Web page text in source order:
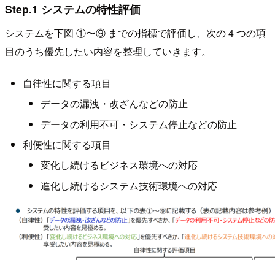
Step.1 システムの特性評価
システムを下図 ①〜⑨ までの指標で評価し、次の 4 つの項
目のうち優先したい内容を整理していきます。
自律性に関する項目
データの漏洩・改ざんなどの防止
データの利用不可・システム停止などの防止
利便性に関する項目
変化し続けるビジネス環境への対応
進化し続けるシステム技術環境への対応